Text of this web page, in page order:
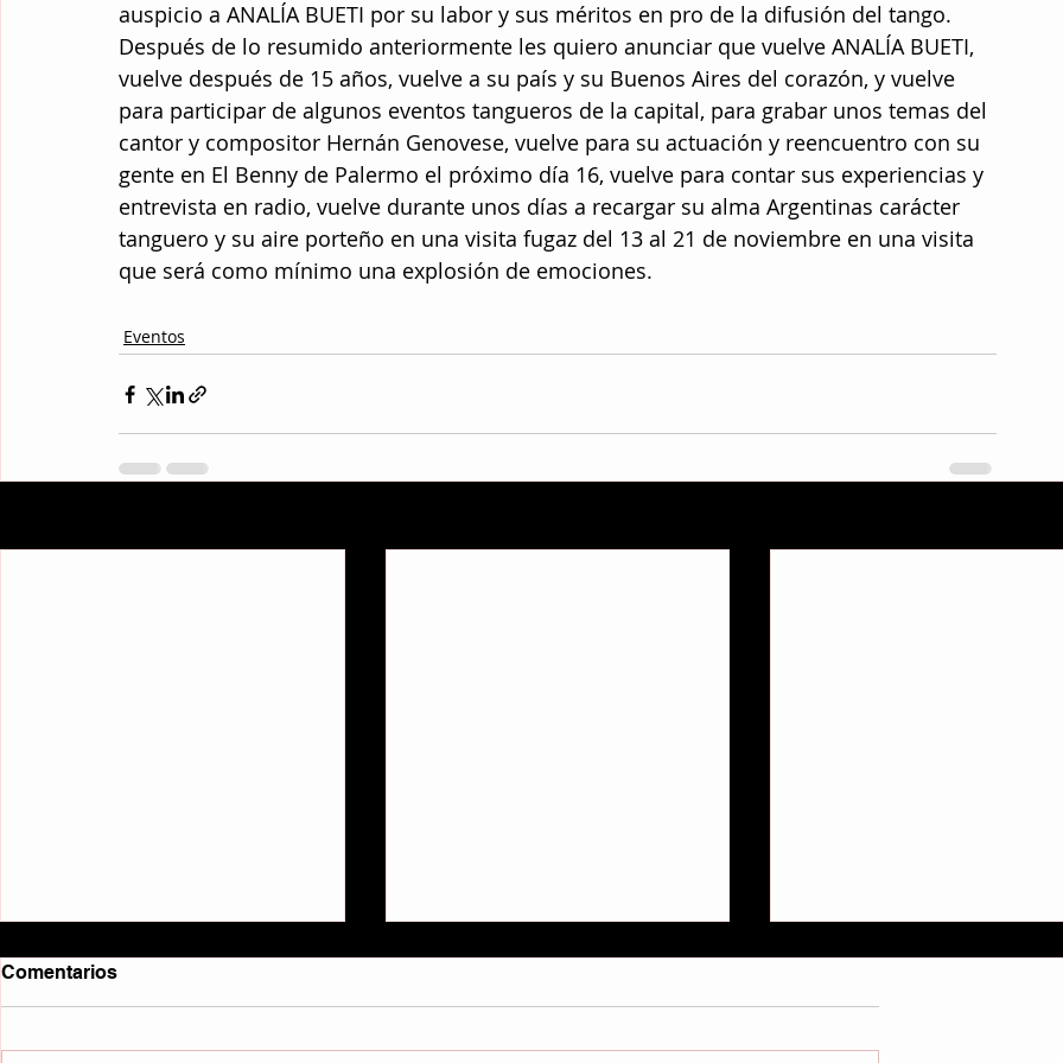
auspicio a ANALÍA BUETI por su labor y sus méritos en pro de la difusión del tango.
Después de lo resumido anteriormente les quiero anunciar que vuelve ANALÍA BUETI,
vuelve después de 15 años, vuelve a su país y su Buenos Aires del corazón, y vuelve
para participar de algunos eventos tangueros de la capital, para grabar unos temas del
cantor y compositor Hernán Genovese, vuelve para su actuación y reencuentro con su
gente en El Benny de Palermo el próximo día 16, vuelve para contar sus experiencias y
entrevista en radio, vuelve durante unos días a recargar su alma Argentinas carácter
tanguero y su aire porteño en una visita fugaz del 13 al 21 de noviembre en una visita
que será como mínimo una explosión de emociones.
Eventos
Comentarios